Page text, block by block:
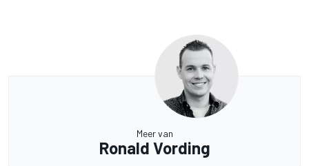
Meer van
Ronald Vording